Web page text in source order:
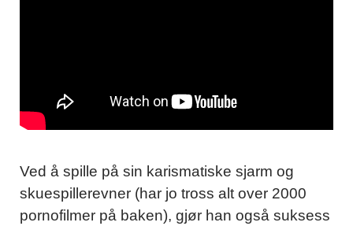
Ved å spille på sin karismatiske sjarm og
skuespillerevner (har jo tross alt over 2000
pornofilmer på baken), gjør han også suksess